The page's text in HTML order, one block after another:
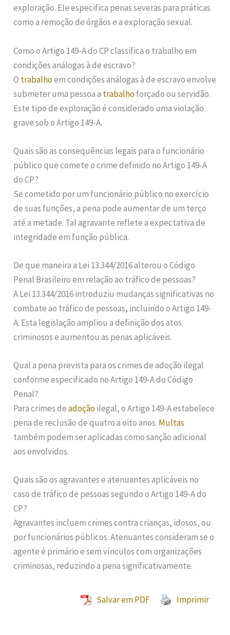
exploração. Ele especifica penas severas para práticas
como a remoção de órgãos e a exploração sexual.
Como o Artigo 149-A do CP classifica o trabalho em
condições análogas à de escravo?
O trabalhoem condições análogas à de escravo envolve
submeter uma pessoa a trabalhoforçado ou servidão.
Este tipo de exploração é considerado uma violação
grave sob o Artigo 149-A.
Quais são as consequências legais para o funcionário
público que comete o crime definido no Artigo 149-A
do CP?
Se cometido por um funcionário público no exercício
de suas funções, a pena pode aumentar de um terço
até a metade. Tal agravante reflete a expectativa de
integridade em função pública.
De que maneira a Lei 13.344/2016 alterou o Código
Penal Brasileiro em relação ao tráfico de pessoas?
A Lei 13.344/2016 introduziu mudanças significativas no
combate ao tráfico de pessoas, incluindo o Artigo 149-
A. Esta legislação ampliou a definição dos atos
criminosos e aumentou as penas aplicáveis.
Qual a pena prevista para os crimes de adoção ilegal
conforme especificado no Artigo 149-A do Código
Penal?
Para crimes deadoçãoilegal, o Artigo 149-A estabelece
pena de reclusão de quatro a oito anos. Multas
também podem ser aplicadas como sanção adicional
aos envolvidos.
Quais são os agravantes e atenuantes aplicáveis no
caso de tráfico de pessoas segundo o Artigo 149-A do
CP?
Agravantes incluem crimes contra crianças, idosos, ou
por funcionários públicos. Atenuantes consideram se o
agente é primário e sem vínculos com organizações
criminosas, reduzindo a pena significativamente.
Salvar em PDF Imprimir